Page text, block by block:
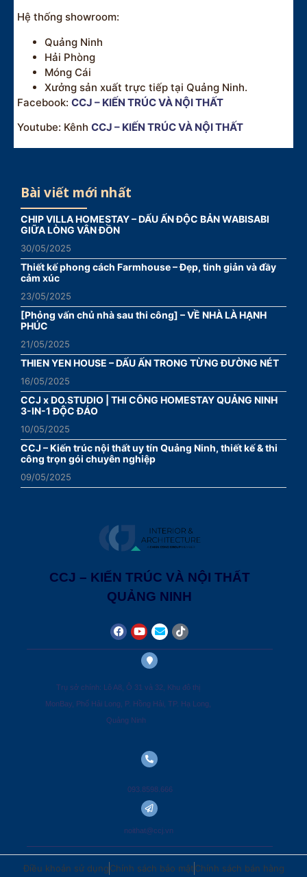
Hệ thống showroom:
Quảng Ninh
Hải Phòng
Móng Cái
Xưởng sản xuất trực tiếp tại Quảng Ninh.
Facebook: CCJ – KIẾN TRÚC VÀ NỘI THẤT
Youtube: Kênh CCJ – KIẾN TRÚC VÀ NỘI THẤT
Bài viết mới nhất
CHIP VILLA HOMESTAY – DẤU ẤN ĐỘC BẢN WABISABI
GIỮA LÒNG VÂN ĐỒN
30/05/2025
Thiết kế phong cách Farmhouse – Đẹp, tinh giản và đầy
cảm xúc
23/05/2025
[Phỏng vấn chủ nhà sau thi công] – VỀ NHÀ LÀ HẠNH
PHÚC
21/05/2025
THIEN YEN HOUSE – DẤU ẤN TRONG TỪNG ĐƯỜNG NÉT
16/05/2025
CCJ x DO.STUDIO | THI CÔNG HOMESTAY QUẢNG NINH
3-IN-1 ĐỘC ĐÁO
10/05/2025
CCJ – Kiến trúc nội thất uy tín Quảng Ninh, thiết kế & thi
công trọn gói chuyên nghiệp
09/05/2025
CCJ – KIẾN TRÚC VÀ NỘI THẤT
QUẢNG NINH
Trụ sở chính: Lô A8, Ô 31 và 32, Khu đô thị
MonBay, Phố Hải Long, P. Hồng Hải, TP. Hạ Long,
Quảng Ninh
093.8598.666
noithat@ccj.vn
Điều khoản sử dụngChính sách bảo mậtChính sách bán hàng